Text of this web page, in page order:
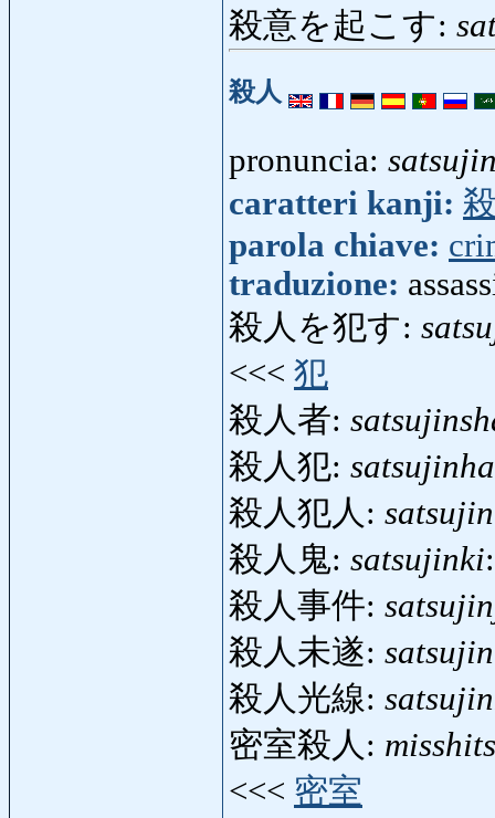
殺意を起こす:
殺人
pronuncia:
caratteri kanji:
parola chiave:
traduzione:
殺人を犯す:
<<< 犯
殺人者:
殺人犯:
殺人犯人:
殺人鬼: satsujinki
殺人事件:
殺人未遂:
殺人光線:
密室殺人:
<<< 密室